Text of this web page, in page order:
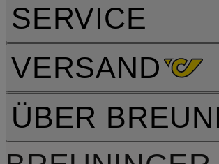
SERVICE
VERSAND
ÜBER